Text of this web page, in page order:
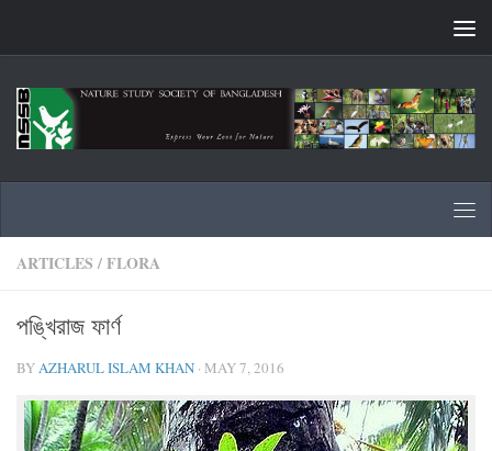
ARTICLES /FLORA
পঙ্খিরাজ ফার্ণ
BYAZHARUL ISLAM KHAN · MAY 7, 2016